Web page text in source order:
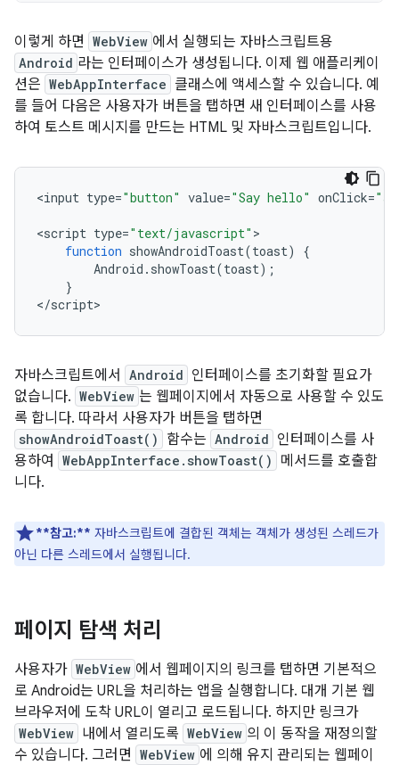
이렇게 하면 WebView 에서 실행되는 자바스크립트용
Android 라는 인터페이스가 생성됩니다. 이제 웹 애플리케이
션은 WebAppInterface 클래스에 액세스할 수 있습니다. 예
를 들어 다음은 사용자가 버튼을 탭하면 새 인터페이스를 사용
하여 토스트 메시지를 만드는 HTML 및 자바스크립트입니다.
<input type="button" value="Say hello" onClick=
<script type="text/javascript"
function showAndroidToast(toast)
{
Android . showToast(toast);
}
</script>
자바스크립트에서 Android 인터페이스를 초기화할 필요가
없습니다. WebView 는 웹페이지에서 자동으로 사용할 수 있도
록 합니다. 따라서 사용자가 버튼을 탭하면
showAndroidToast() 함수는 Android 인터페이스를 사
용하여
WebAppInterface.showToast()
메서드를 호출합
니다.
**참고:** 자바스크립트에 결합된 객체는 객체가 생성된 스레드가
아닌 다른 스레드에서 실행됩니다.
페이지 탐색 처리
사용자가 WebView 에서 웹페이지의 링크를 탭하면 기본적으
로 Android는 URL을 처리하는 앱을 실행합니다. 대개 기본 웹
브라우저에 도착 URL이 열리고 로드됩니다. 하지만 링크가
WebView 내에서 열리도록 WebView 의 이 동작을 재정의할
수 있습니다. 그러면 WebView 에 의해 유지 관리되는 웹페이